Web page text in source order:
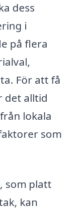
dess
i
på flera
För att få
det alltid
lokala
som
som platt
kan